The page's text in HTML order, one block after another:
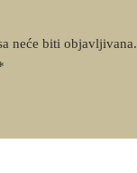
neće biti objavljivana.